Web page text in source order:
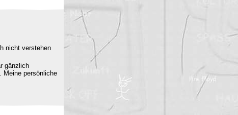
nicht verstehen
gänzlich
Meine persönliche